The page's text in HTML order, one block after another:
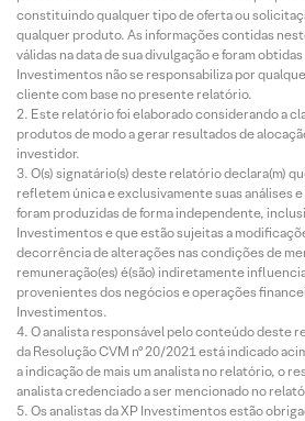
constituindo qualquer tipo de oferta ou
qualquer produto. As informações contidas
válidas na data de sua divulgação e foram
Investimentos não se responsabiliza por
cliente com base no presente relatório.
Este relatório foi elaborado considerando a
produtos de modo a gerar resultados de
investidor.
O(s) signatário(s) deste relatório declara(m)
refletem única e exclusivamente suas análises
foram produzidas de forma independente,
Investimentos e que estão sujeitas a
decorrência de alterações nas condições de
remuneração(es) é(são) indiretamente
provenientes dos negócios e operações
Investimentos.
O analista responsável pelo conteúdo deste
da Resolução CVM nº 20/2021 está indicado
a indicação de mais um analista no relatório, o
analista credenciado a ser mencionado no
Os analistas da XP Investimentos estão